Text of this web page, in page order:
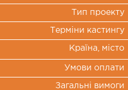
Тип проекту
Терміни кастингу
Країна, місто
Умови оплати
Загальні вимоги